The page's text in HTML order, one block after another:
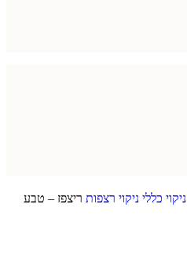
ניקוי כללי ניקוי רצפות ריצפז – טבע